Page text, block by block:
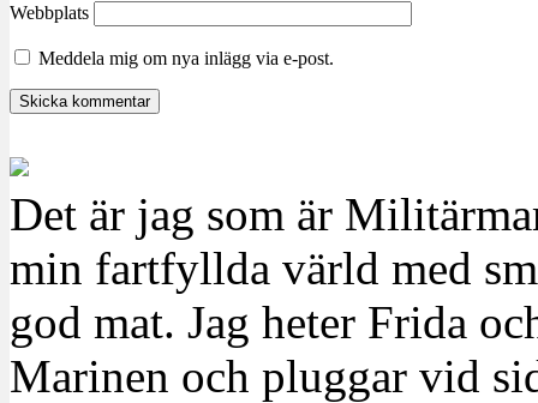
Webbplats
Meddela mig om nya inlägg via e-post.
Det är jag som är
min fartfyllda värld med
god mat. Jag heter Frida
Marinen och pluggar vid